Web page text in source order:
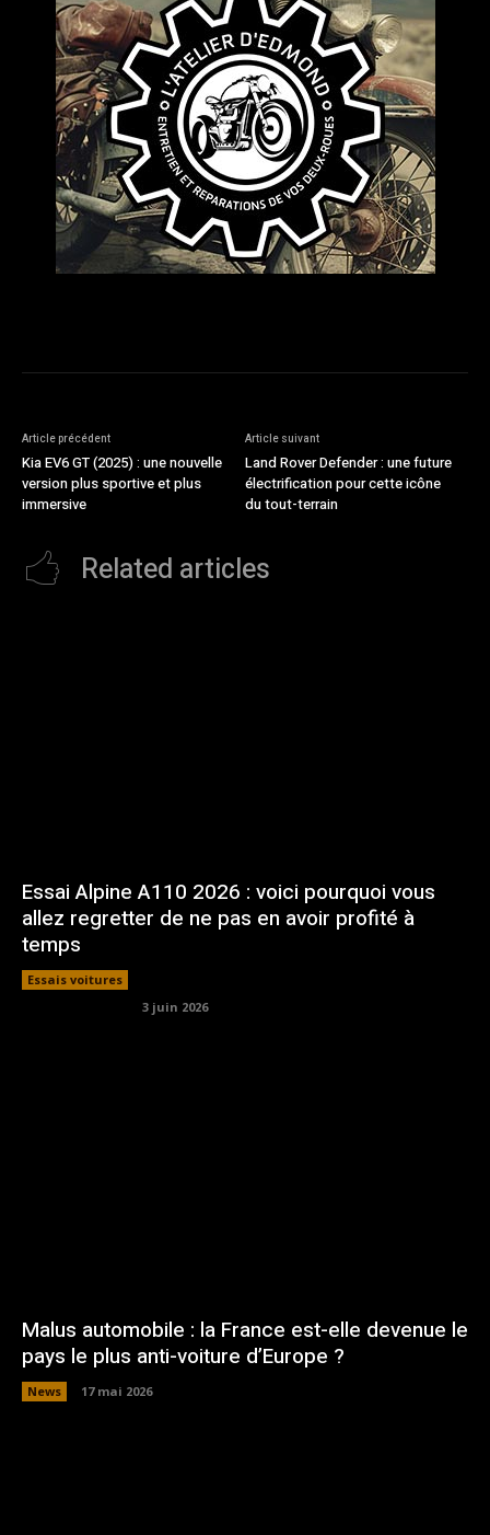
Article précédent
Kia EV6 GT (2025) : une nouvelle
version plus sportive et plus
immersive
Article suivant
Land Rover Defender : une future
électrification pour cette icône
du tout-terrain
Related articles
Essai Alpine A110 2026 : voici pourquoi vous
allez regretter de ne pas en avoir profité à
temps
Essais voitures
3 juin 2026
Malus automobile : la France est-elle devenue le
pays le plus anti-voiture d’Europe ?
News 17 mai 2026